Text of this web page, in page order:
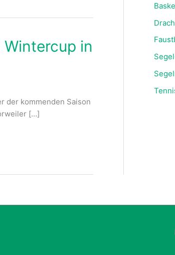
in
der kommenden Saison
[…]